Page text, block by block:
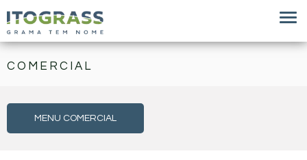
COMERCIAL
MENU COMERCIAL